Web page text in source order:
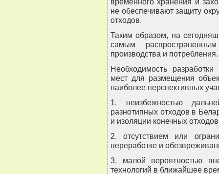
не обеспечивают защиту
отходов.
Таким образом, на
самым
производства и потребления.
Необходимость
мест для размещения
наиболее перспективных
1. неизбежностью
разнотипных отходов в
и изоляции конечных
2. отсутствием или
переработке и
3. малой вероятностью
технологий в ближайшее